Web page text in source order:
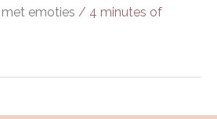
emoties / 4 minutes of